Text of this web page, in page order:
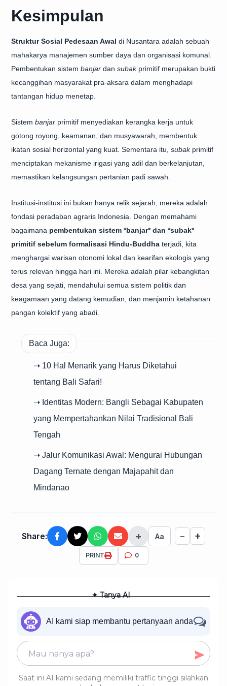
Kesimpulan
Struktur Sosial Pedesaan Awal di Nusantara adalah sebuah
mahakarya manajemen sumber daya dan organisasi komunal.
Pembentukan sistem banjar dan subakprimitif merupakan bukti
kecanggihan masyarakat pra-aksara dalam menghadapi
tantangan hidup menetap.
Sistem banjar primitif menyediakan kerangka kerja untuk
gotong royong, keamanan, dan musyawarah, membentuk
ikatan sosial horizontal yang kuat. Sementara itu, subakprimitif
menciptakan mekanisme irigasi yang adil dan berkelanjutan,
memastikan kelangsungan pertanian padi sawah.
Institusi-institusi ini bukan hanya relik sejarah; mereka adalah
fondasi peradaban agraris Indonesia. Dengan memahami
bagaimana pembentukan sistem *banjar* dan *subak*
primitif sebelum formalisasi Hindu-Buddha terjadi, kita
menghargai warisan otonomi lokal dan kearifan ekologis yang
terus relevan hingga hari ini. Mereka adalah pilar kebangkitan
desa yang sejati, mendahului semua sistem politik dan
keagamaan yang datang kemudian, dan menjamin ketahanan
pangan kolektif yang abadi.
Baca Juga:
➝ 10 Hal Menarik yang Harus Diketahui
tentang Bali Safari!
➝ Identitas Modern: Bangli Sebagai Kabupaten
yang Mempertahankan Nilai Tradisional Bali
Tengah
➝ Jalur Komunikasi Awal: Mengurai Hubungan
Dagang Ternate dengan Majapahit dan
Mindanao
Share: + Aa − +
PRINT 0
✦ Tanya AI
AI kami siap membantu pertanyaan anda
Saat ini AI kami sedang memiliki traffic tinggi silahkan